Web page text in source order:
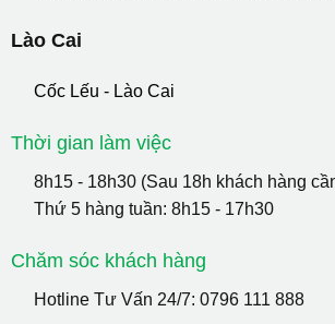
Lào Cai
Cốc Lếu - Lào Cai
Thời gian làm việc
8h15 - 18h30 (Sau 18h khách hàng
Thứ 5 hàng tuần: 8h15 - 17h30
Chăm sóc khách hàng
Hotline Tư Vấn 24/7: 0796 111 888